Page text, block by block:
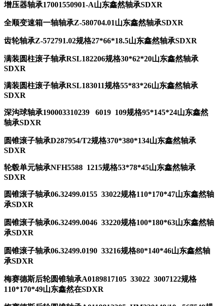
增压器轴承17001550901-A山东鑫然轴承SDXR
全顺变速箱一轴轴承Z-580704.01山东鑫然轴承SDXR
齿轮轴承Z-572791.02规格27*66*18.5山东鑫然轴承SDXR
满装圆柱滚子轴承RSL182206规格30*62*20山东鑫然轴承
SDXR
满装圆柱滚子轴承RSL183011规格55*83*26山东鑫然轴承
SDXR
深沟球轴承190003310239 6019 109规格95*145*24山东鑫然
轴承SDXR
圆锥滚子轴承D287954/T2规格370*380*134山东鑫然轴承
SDXR
轮毂单元轴承NFH5588 1215规格53*78*45山东鑫然轴承
SDXR
圆锥滚子轴承06.32499.0155 33022规格110*170*47山东鑫然轴
承SDXR
圆锥滚子轴承06.32499.0046 33220规格100*180*63山东鑫然轴
承SDXR
圆锥滚子轴承06.32499.0190 33216规格80*140*46山东鑫然轴
承SDXR
梅赛德斯后轮圆锥轴承A0189817105 33022 3007122规格
110*170*49山东鑫然在SDXR